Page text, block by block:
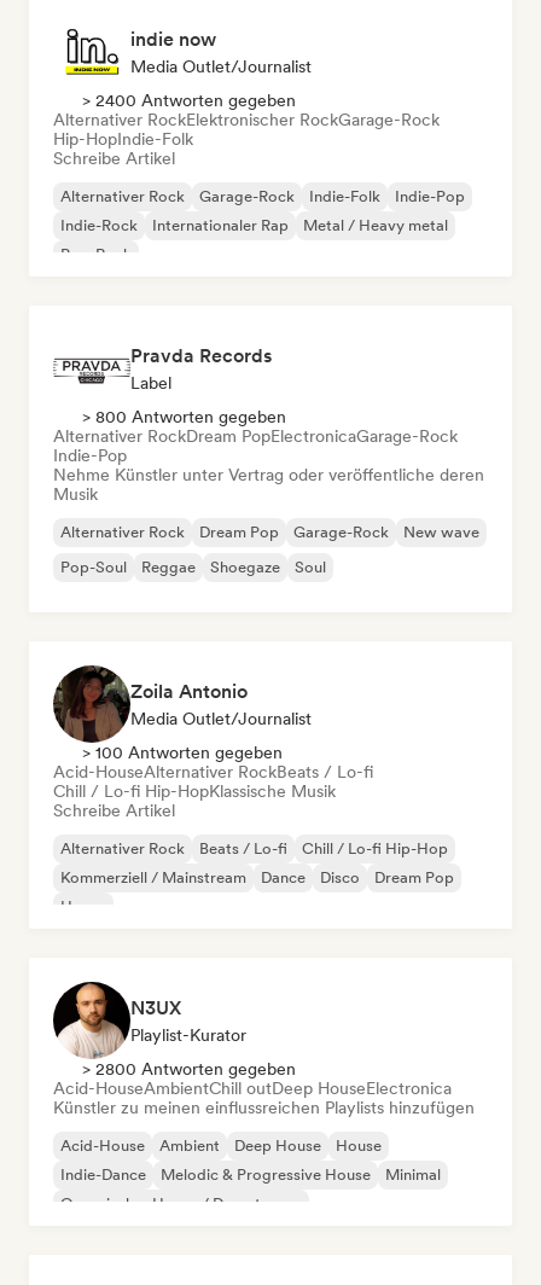
indie now
Media Outlet/Journalist
> 2400 Antworten gegeben
Alternativer RockElektronischer RockGarage-Rock
Hip-HopIndie-Folk
Schreibe Artikel
Alternativer Rock Garage-Rock Indie-Folk
Indie-Pop
Indie-Rock
Internationaler Rap
Metal / Heavy metal
Pop-Rock
Pravda Records
Label
> 800 Antworten gegeben
Alternativer RockDream PopElectronicaGarage-Rock
Indie-Pop
Nehme Künstler unter Vertrag oder veröffentliche deren
Musik
Alternativer Rock Dream Pop Garage-Rock
New wave
Pop-Soul
Reggae Shoegaze Soul
Zoila Antonio
Media Outlet/Journalist
> 100 Antworten gegeben
Acid-HouseAlternativer RockBeats / Lo-fi
Chill / Lo-fi Hip-HopKlassische Musik
Schreibe Artikel
Alternativer Rock Beats / Lo-fi
Chill / Lo-fi Hip-Hop
Kommerziell / Mainstream
Dance Disco
Dream Pop
House
N3UX
Playlist-Kurator
> 2800 Antworten gegeben
Acid-HouseAmbientChill outDeep HouseElectronica
Künstler zu meinen einflussreichen Playlists hinzufügen
Acid-House Ambient Deep House
House
Indie-Dance
Melodic & Progressive House
Minimal
Organischer House / Downtempo